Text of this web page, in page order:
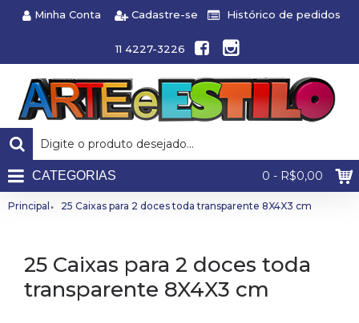
Minha Conta Cadastre-se Histórico de pedidos
11 4227-3226
0 - R$0,00
CATEGORIAS
Principal 25 Caixas para 2 doces toda transparente 8X4X3 cm
25 Caixas para 2 doces toda
transparente 8X4X3 cm